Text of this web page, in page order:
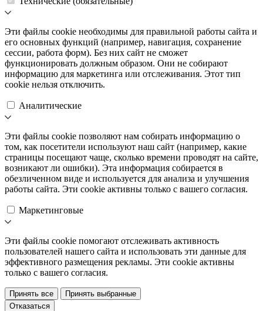
Эти файлы cookie необходимы для правильной работы сайта и
его основных функций (например, навигация, сохранение
сессии, работа форм). Без них сайт не сможет
функционировать должным образом. Они не собирают
информацию для маркетинга или отслеживания. Этот тип
cookie нельзя отключить.
Аналитические
Эти файлы cookie позволяют нам собирать информацию о
том, как посетители используют наш сайт (например, какие
страницы посещают чаще, сколько времени проводят на сайте,
возникают ли ошибки). Эта информация собирается в
обезличенном виде и используется для анализа и улучшения
работы сайта. Эти cookie активны только с вашего согласия.
Маркетинговые
Эти файлы cookie помогают отслеживать активность
пользователей нашего сайта и использовать эти данные для
эффективного размещения рекламы. Эти cookie активны
только с вашего согласия.
Принять все
Принять выбранные
Отказаться